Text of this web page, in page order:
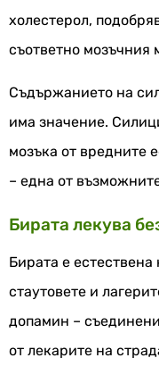
холестерол,
съответно мозъчния
Съдържанието на
има значение.
мозъка от вредните
– една от
Бирата лекува
Бирата е
стаутовете и
допамин –
от лекарите на